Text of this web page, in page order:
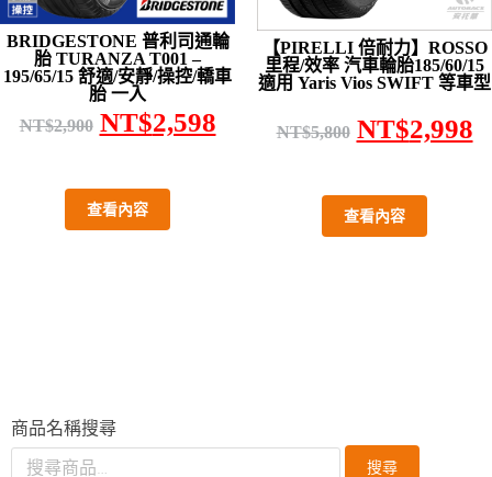
BRIDGESTONE 普利司通輪
胎 TURANZA T001 –
195/65/15 舒適/安靜/操控/轎車
胎 一入
NT$2,900 NT$2,598
查看內容
【PIRELLI 倍耐力】ROSSO
里程/效率 汽車輪胎185/60/15
適用 Yaris Vios SWIFT 等車型
NT$5,800 NT$2,998
查看內容
商品名稱搜尋
搜尋